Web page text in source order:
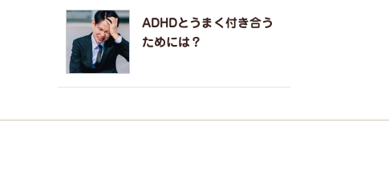
ADHDとうまく付き合う
ためには？